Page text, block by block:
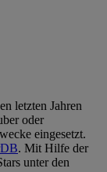
letzten Jahren
oder
eingesetzt.
. Mit Hilfe der
unter den